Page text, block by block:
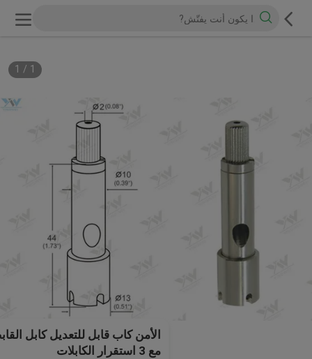
1
/
1
الأمن كاب قابل للتعديل كابل
مع 3 استقرار الكابلات